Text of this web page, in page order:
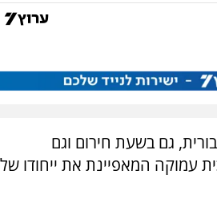
גם בשעת חירום וגם
עמוקה המאפיינת את ייחודו של